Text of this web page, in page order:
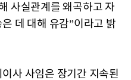
사실관계를 왜곡하고 자
데 대해 유감”이라고 밝
사 사임은 장기간 지속된